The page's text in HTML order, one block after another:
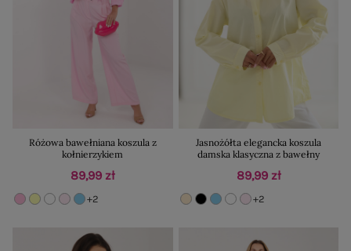
Różowa bawełniana koszula z
kołnierzykiem
89,99 zł
+2
Jasnożółta elegancka koszula
damska klasyczna z bawełny
89,99 zł
+2